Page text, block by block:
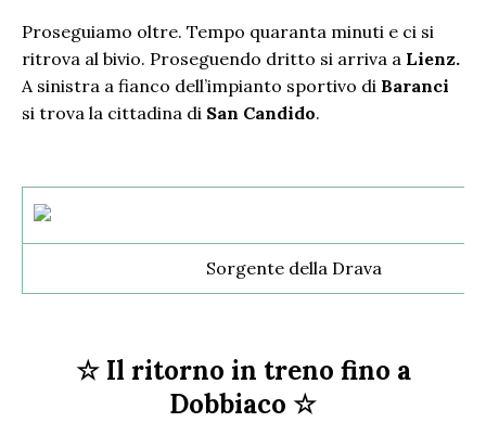
Proseguiamo oltre. Tempo quaranta minuti e ci si
ritrova al bivio. Proseguendo dritto si arriva a Lienz.
A sinistra a fianco dell’impianto sportivo di Baranci
si trova la cittadina di San Candido.
Sorgente della Drava
☆ Il ritorno in treno fino a
Dobbiaco ☆